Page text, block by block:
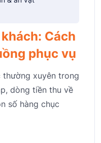
Cách
phục vụ
thường xuyên trong
dòng tiền thu về
số hàng chục